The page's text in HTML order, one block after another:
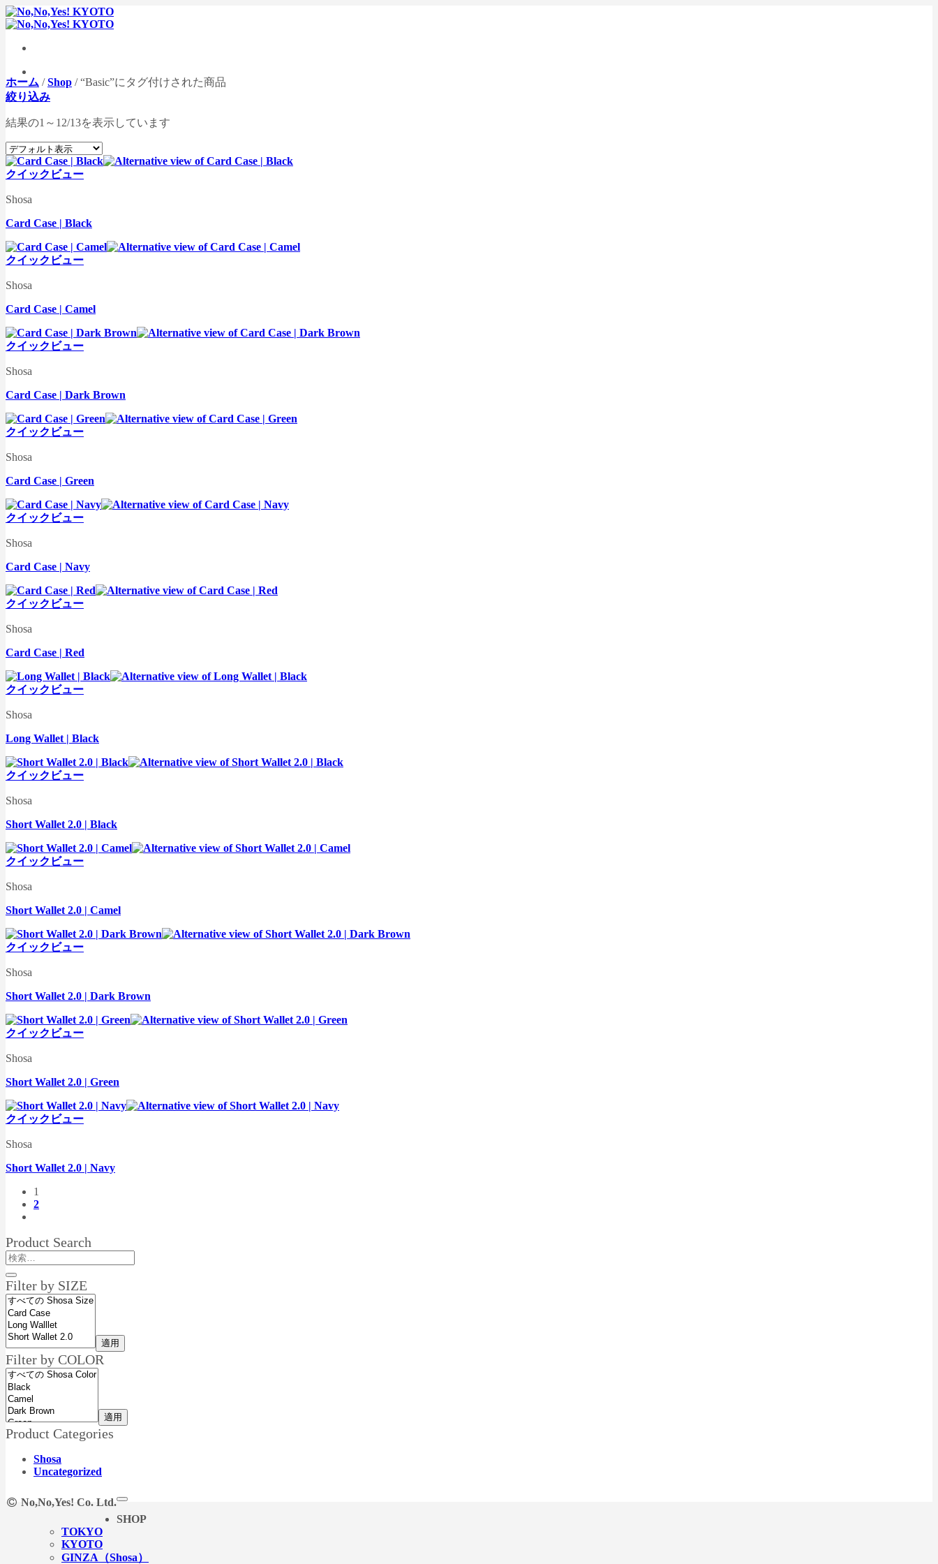
Skip
to
ホーム / Shop /“Basic”にタグ付けされた商品
絞り込み
結果の1～12/13を表示しています
クイックビュー
Shosa
Card Case | Black
クイックビュー
Shosa
Card Case | Camel
クイックビュー
Shosa
Card Case | Dark Brown
クイックビュー
Shosa
Card Case | Green
クイックビュー
Shosa
Card Case | Navy
クイックビュー
Shosa
Card Case | Red
クイックビュー
Shosa
Long Wallet | Black
クイックビュー
Shosa
Short Wallet 2.0 | Black
クイックビュー
Shosa
Short Wallet 2.0 | Camel
クイックビュー
Shosa
Short Wallet 2.0 | Dark Brown
クイックビュー
Shosa
Short Wallet 2.0 | Green
クイックビュー
Shosa
Short Wallet 2.0 | Navy
1
2
Product Search
検
索
対
象:
Filter by SIZE
適用
Filter by COLOR
適用
Product Categories
Shosa
Uncategorized
No,No,Yes! Co. Ltd.
SHOP
TOKYO
KYOTO
GINZA（Shosa）